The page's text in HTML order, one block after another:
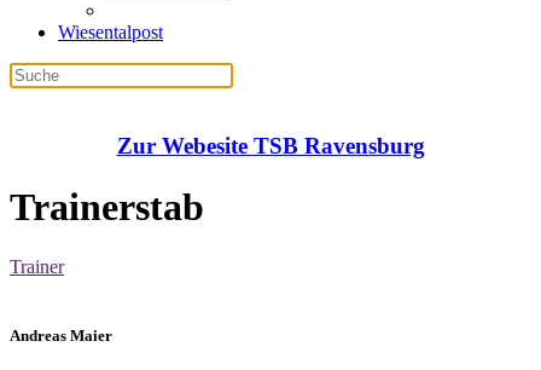
Wiesentalpost
Zur Webesite TSB Ravensburg
Trainerstab
Trainer
Andreas Maier